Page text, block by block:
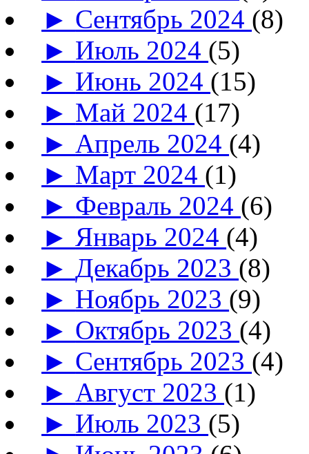
► Сентябрь 2024 (8)
► Июль 2024 (5)
► Июнь 2024 (15)
► Май 2024 (17)
► Апрель 2024 (4)
► Март 2024 (1)
► Февраль 2024 (6)
► Январь 2024 (4)
►Декабрь 2023 (8)
► Ноябрь 2023 (9)
► Октябрь 2023 (4)
► Сентябрь 2023 (4)
► Август 2023 (1)
► Июль 2023 (5)